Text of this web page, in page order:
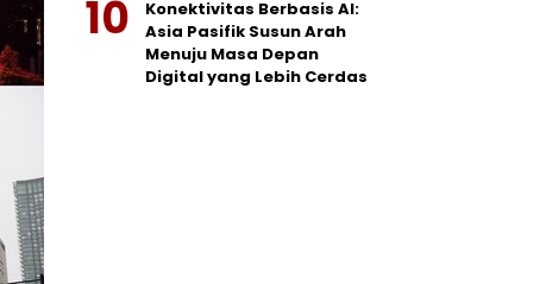
Konektivitas Berbasis AI:
Asia Pasifik Susun Arah
Menuju Masa Depan
Digital yang Lebih Cerdas